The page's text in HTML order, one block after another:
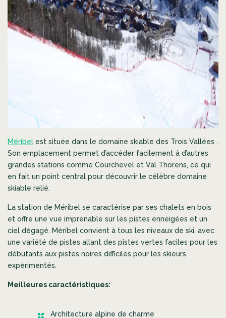
Méribel est située dans le domaine skiable des Trois Vallées .
Son emplacement permet d’accéder facilement à d’autres
grandes stations comme Courchevel et Val Thorens, ce qui
en fait un point central pour découvrir le célèbre domaine
skiable relié.
La station de Méribel se caractérise par ses chalets en bois
et offre une vue imprenable sur les pistes enneigées et un
ciel dégagé. Méribel convient à tous les niveaux de ski, avec
une variété de pistes allant des pistes vertes faciles pour les
débutants aux pistes noires difficiles pour les skieurs
expérimentés.
Meilleures caractéristiques:
Architecture alpine de charme